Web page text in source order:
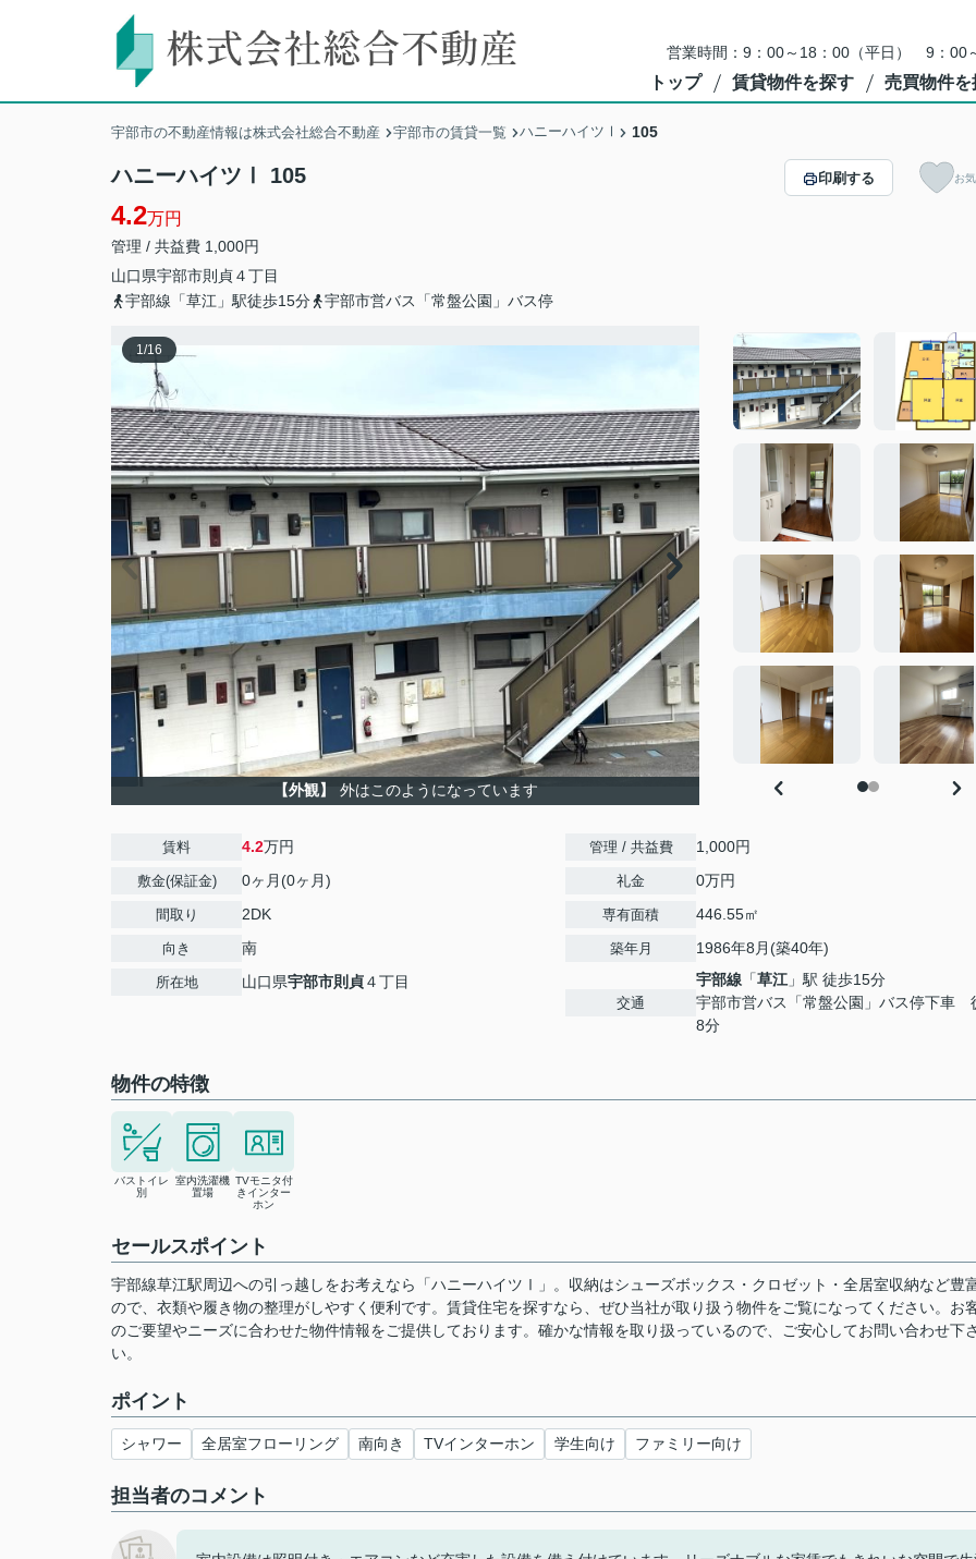
営業時間：9：00～18：00（平日） 9：00
トップ 賃貸物件を探す 売買物件を
宇部市の不動産情報は株式会社総合不動産 宇部市の賃貸一覧 ハニーハイツⅠ 105
ハニーハイツⅠ 105
4.2万円
管理 / 共益費 1,000円
山口県宇部市則貞４丁目
宇部線「草江」駅徒歩15分
宇部市営バス「常盤公園」バス停
印刷する お
1/16
【外観】 外はこのようになっています
賃料 4.2万円
敷金(保証金) 0ヶ月(0ヶ月)
間取り 2DK
向き 南
所在地 山口県宇部市則貞４丁目
管理 / 共益費 1,000円
礼金 0万円
専有面積 446.55㎡
築年月 1986年8月(築40年)
交通
宇部線 「草江 」駅 徒歩15分
宇部市営バス「常盤公園」バス停下車
8分
物件の特徴
バストイレ
別
室内洗濯機
置場
TVモニタ付
きインター
ホン
セールスポイント
宇部線草江駅周辺への引っ越しをお考えなら「ハニーハイツⅠ」。収納はシューズボックス・クロゼット・全居室収納など豊
ので、衣類や履き物の整理がしやすく便利です。賃貸住宅を探すなら、ぜひ当社が取り扱う物件をご覧になってください。お
のご要望やニーズに合わせた物件情報をご提供しております。確かな情報を取り扱っているので、ご安心してお問い合わせ下
い。
ポイント
シャワー 全居室フローリング 南向き TVインターホン 学生向け ファミリー向け
担当者のコメント